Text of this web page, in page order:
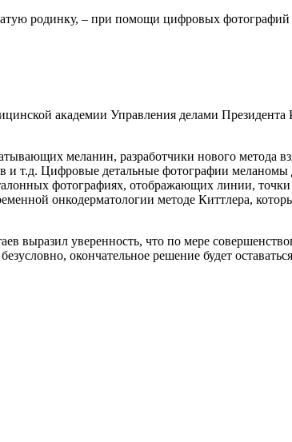
родинку, – при помощи цифровых фотографий
академии Управления делами
меланин, разработчики нового метода
т.д. Цифровые детальные фотографии меланомы
фотографиях, отображающих линии,
онкодерматологии методе Киттлера,
выразил уверенность, что по мере
окончательное решение будет